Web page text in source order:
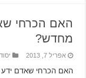
האם הכרחי
מחדש?
אפריל 7, 2013
האם הכרחי שאדם ידע